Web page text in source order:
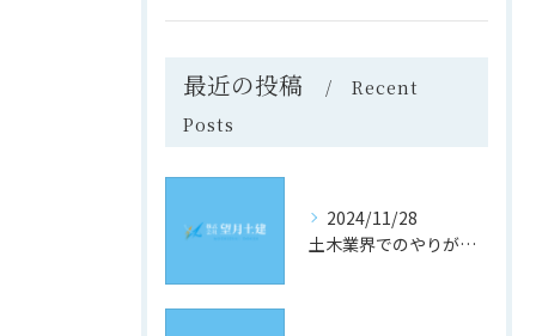
最近の投稿
Recent
Posts
2024/11/28
土木業界でのやりがいと成長の道